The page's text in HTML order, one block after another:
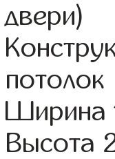
двери)
потолок
Ширина
Высота